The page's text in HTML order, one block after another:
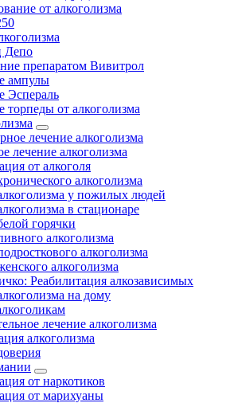
от алкоголизма
Депо
препаратом Вивитрол
ампулы
Эспераль
от алкоголизма
лечение алкоголизма
лечение алкоголизма
от алкоголя
алкоголизма
у пожилых людей
в стационаре
горячки
алкоголизма
алкоголизма
алкоголизма
Реабилитация алкозависимых
на дому
лечение алкоголизма
алкоголизма
от наркотиков
от марихуаны